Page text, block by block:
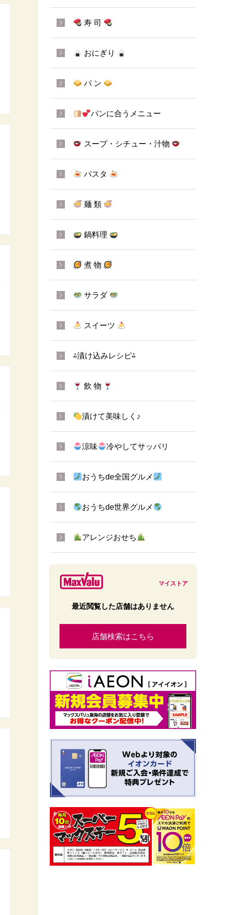
寿 司
おにぎり
パ ン
パンに合うメニュー
スープ・シチュー・汁物
パスタ
麺 類
鍋料理
煮 物
サラダ
スイーツ
⁂漬け込みレシピ⁂
飲 物
漬けて美味しく♪
涼味 冷やしてサッパリ
おうちde全国グルメ
おうちde世界グルメ
アレンジおせち
マイストア
最近閲覧した店舗はありません
店舗検索はこちら